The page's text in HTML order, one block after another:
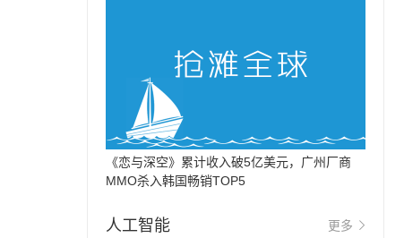
《恋与深空》累计收入破5亿美元，广州厂商
MMO杀入韩国畅销TOP5
人工智能 更多